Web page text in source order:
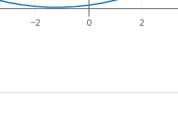
−2 0 2